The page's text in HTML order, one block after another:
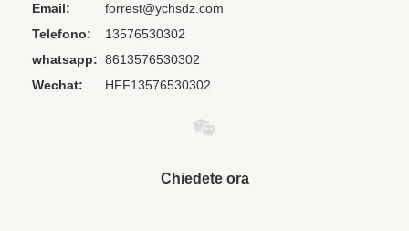
Interface Type:
3,5 millimetri
Material:
PVC+Plastic
Riproduttore portatile
Email:
forrest@ychsdz.com
Telefono:
13576530302
whatsapp: 8613576530302
Wechat:
HFF13576530302
Chiedete ora